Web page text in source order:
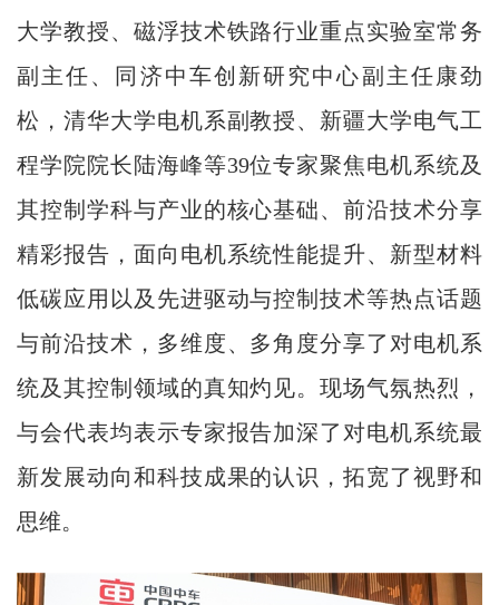
大学教授、磁浮技术铁路行业重点实验室常务
副主任、同济中车创新研究中心副主任康劲
松，清华大学电机系副教授、新疆大学电气工
程学院院长陆海峰等39位专家聚焦电机系统及
其控制学科与产业的核心基础、前沿技术分享
精彩报告，面向电机系统性能提升、新型材料
低碳应用以及先进驱动与控制技术等热点话题
与前沿技术，多维度、多角度分享了对电机系
统及其控制领域的真知灼见。现场气氛热烈，
与会代表均表示专家报告加深了对电机系统最
新发展动向和科技成果的认识，拓宽了视野和
思维。